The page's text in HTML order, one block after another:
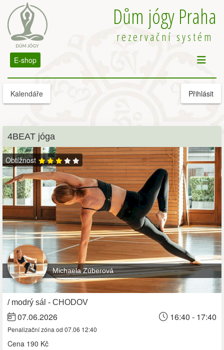
Dům jógy Praha
rezervační systém
E-shop
Kalendáře Přihlásit
4BEAT jóga
Obtížnost
Michaela Zúberová
/ modrý sál - CHODOV
07.06.2026 16:40 - 17:40
Penalizační zóna od 07.06 12:40
Cena 190 Kč